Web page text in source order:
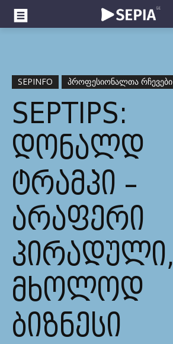
SEPINFO ᲞᲠᲝᲤᲔᲡᲘᲝᲜᲐᲚᲗᲐ ᲠᲩᲔᲕᲔᲑᲘ
SEPTIPS:
ᲓᲝᲜᲐᲚᲓ
ᲢᲠᲐᲛᲞᲘ –
ᲐᲠᲐᲤᲔᲠᲘ
ᲞᲘᲠᲐᲓᲣᲚᲘ,
ᲛᲮᲝᲚᲝᲓ
ᲑᲘᲖᲜᲔᲡᲘ